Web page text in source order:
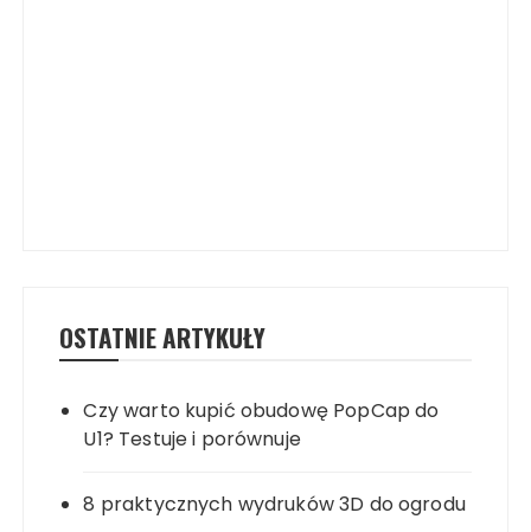
OSTATNIE ARTYKUŁY
Czy warto kupić obudowę PopCap do
U1? Testuje i porównuje
8 praktycznych wydruków 3D do ogrodu